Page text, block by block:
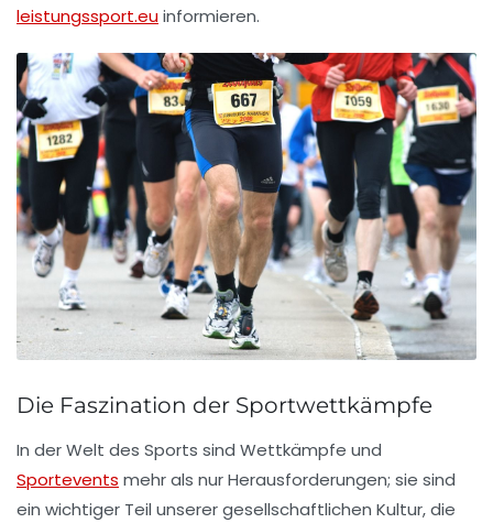
leistungssport.euinformieren.
Die Faszination der Sportwettkämpfe
In der Welt des Sports sind Wettkämpfe und
Sportevents mehr als nur Herausforderungen; sie sind
ein wichtiger Teil unserer gesellschaftlichen Kultur, die